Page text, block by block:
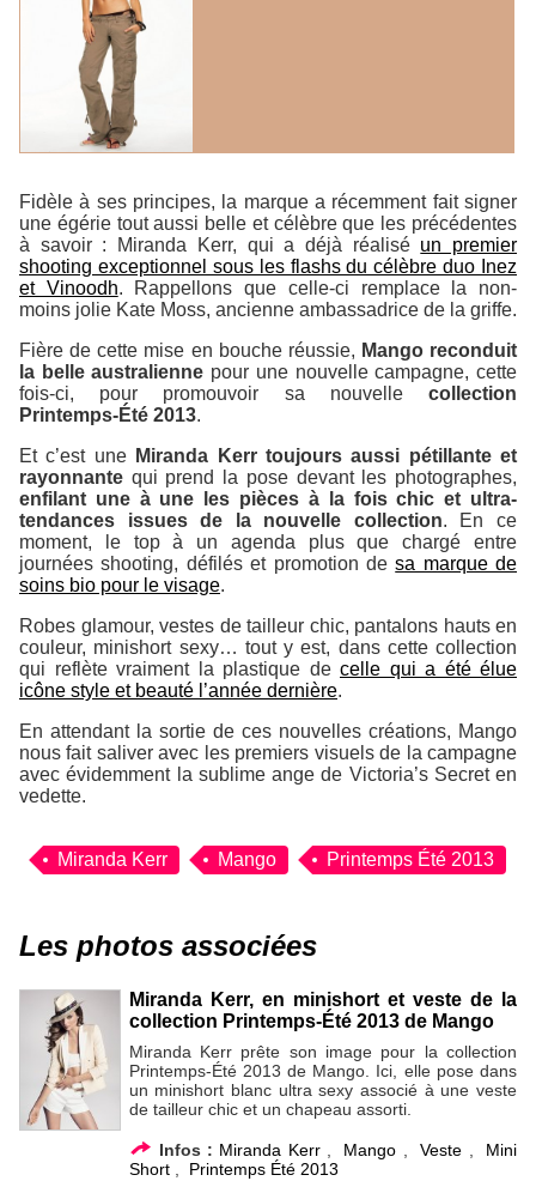
Fidèle à ses principes, la marque a récemment fait signer
une égérie tout aussi belle et célèbre que les précédentes
à savoir : Miranda Kerr, qui a déjà réalisé un premier
shooting exceptionnel sous les flashs du célèbre duo Inez
et Vinoodh. Rappellons que celle-ci remplace la non-
moins jolie Kate Moss, ancienne ambassadrice de la griffe.
Fière de cette mise en bouche réussie, Mango reconduit
la belle australienne pour une nouvelle campagne, cette
fois-ci, pour promouvoir sa nouvelle collection
Printemps-Été 2013.
Et c’est une Miranda Kerr toujours aussi pétillante et
rayonnante qui prend la pose devant les photographes,
enfilant une à une les pièces à la fois chic et ultra-
tendances issues de la nouvelle collection. En ce
moment, le top à un agenda plus que chargé entre
journées shooting, défilés et promotion desa marque de
soins bio pour le visage.
Robes glamour, vestes de tailleur chic, pantalons hauts en
couleur, minishort sexy… tout y est, dans cette collection
qui reflète vraiment la plastique de celle qui a été élue
icône style et beauté l’année dernière.
En attendant la sortie de ces nouvelles créations, Mango
nous fait saliver avec les premiers visuels de la campagne
avec évidemment la sublime ange de Victoria’s Secret en
vedette.
Miranda Kerr Mango Printemps Été 2013
Les photos associées
Miranda Kerr, en minishort et veste de la
collection Printemps-Été 2013 de Mango
Miranda Kerr prête son image pour la collection
Printemps-Été 2013 de Mango. Ici, elle pose dans
un minishort blanc ultra sexy associé à une veste
de tailleur chic et un chapeau assorti.
Infos : Miranda Kerr, Mango ,Veste
Mini
Short, Printemps Été 2013